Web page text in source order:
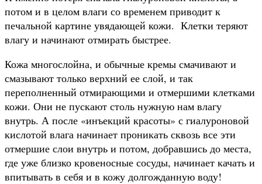
потом и в целом влаги со временем приводит к
печальной картине увядающей кожи. Клетки теряют
влагу и начинают отмирать быстрее.
Кожа многослойна, и обычные кремы смачивают и
смазывают только верхний ее слой, и так
переполненный отмирающими и отмершими клетками
кожи. Они не пускают столь нужную нам влагу
внутрь. А после «инъекций красоты» с гиалуроновой
кислотой влага начинает проникать сквозь все эти
отмершие слои внутрь и потом, добравшись до места,
где уже близко кровеносные сосуды, начинает качать и
впитывать в себя и в кожу долгожданную воду!